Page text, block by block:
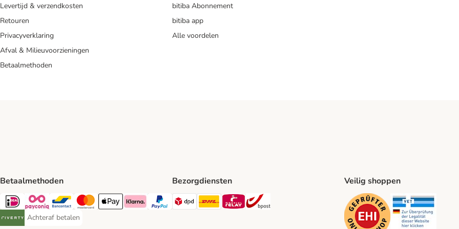
Levertijd & verzendkosten
Retouren
Privacyverklaring
Afval & Milieuvoorzieningen
Betaalmethoden
bitiba Abonnement
bitiba app
Alle voordelen
Betaalmethoden
iDeal Payment Method
Payconiq Payment Method
Bancontact Payment Method
Mastercard Payment Method
Apple Pay Payment Method
Klarna Payment Method
PayPal Payment Method
Riverty Payment Method
Achteraf betalen
Achteraf betalen Payment Method
Bezorgdiensten
Dpd Shipping Method
DHL Shipping Method
Mondial Relay Shipping Method
Veilig shoppen
Security